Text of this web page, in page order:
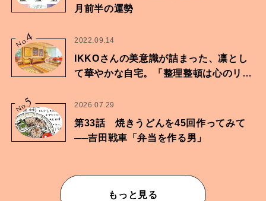
月前半の運勢
No.4 2022.09.14
IKKOさんの美意識が詰まった、凛とし
て華やかな自宅。「整理整頓は心のリズ
No.5 2026.07.29
第33話 焼きうどんを45回作ってみて
──吉田戦車「弁当を作る男」
もっと見る